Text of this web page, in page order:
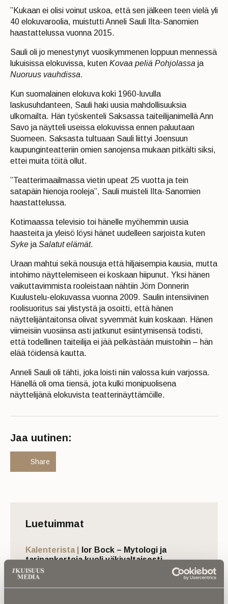
”Kukaan ei olisi voinut uskoa, että sen jälkeen teen vielä yli
40 elokuvaroolia, muistutti Anneli Sauli Ilta-Sanomien
haastattelussa vuonna 2015.
Sauli oli jo menestynyt vuosikymmenen loppuun mennessä
lukuisissa elokuvissa, kuten Kovaa peliä Pohjolassa ja
Nuoruus vauhdissa.
Kun suomalainen elokuva koki 1960-luvulla
laskusuhdanteen, Sauli haki uusia mahdollisuuksia
ulkomailta. Hän työskenteli Saksassa taiteilijanimellä Ann
Savo ja näytteli useissa elokuvissa ennen paluutaan
Suomeen. Saksasta tultuaan Sauli liittyi Joensuun
kaupunginteatteriin omien sanojensa mukaan pitkälti siksi,
ettei muita töitä ollut.
”Teatterimaailmassa vietin upeat 25 vuotta ja tein
satapäin hienoja rooleja”, Sauli muisteli Ilta-Sanomien
haastattelussa.
Kotimaassa televisio toi hänelle myöhemmin uusia
haasteita ja yleisö löysi hänet uudelleen sarjoista kuten
Syke ja Salatut elämät.
Uraan mahtui sekä nousuja että hiljaisempia kausia, mutta
intohimo näyttelemiseen ei koskaan hiipunut. Yksi hänen
vaikuttavimmista rooleistaan nähtiin Jörn Donnerin
Kuulustelu-elokuvassa vuonna 2009. Saulin intensiivinen
roolisuoritus sai ylistystä ja osoitti, että hänen
näyttelijäntaitonsa olivat syvemmät kuin koskaan. Hänen
viimeisiin vuosiinsa asti jatkunut esiintymisensä todisti,
että todellinen taiteilija ei jää pelkästään muistoihin – hän
elää töidensä kautta.
Anneli Sauli oli tähti, joka loisti niin valossa kuin varjossa.
Hänellä oli oma tiensä, jota kulki monipuolisena
näyttelijänä elokuvista teatterinäyttämöille.
Jaa uutinen:
Share
Luetuimmat
Kalenterista |
Ior Bock – Mytologi ja
tarinankertoja kuoli väkivaltaisesti